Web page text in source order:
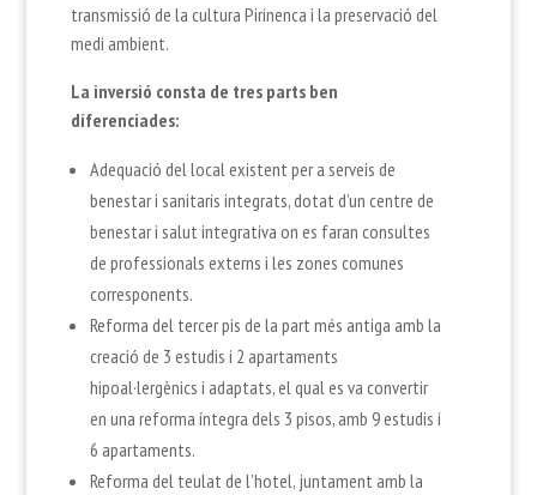
transmissió de la cultura Pirinenca i la preservació del
medi ambient.
La inversió consta de tres parts ben
diferenciades:
Adequació del local existent per a serveis de
benestar i sanitaris integrats, dotat d’un centre de
benestar i salut integrativa on es faran consultes
de professionals externs i les zones comunes
corresponents.
Reforma del tercer pis de la part més antiga amb la
creació de 3 estudis i 2 apartaments
hipoal·lergènics i adaptats, el qual es va convertir
en una reforma íntegra dels 3 pisos, amb 9 estudis i
6 apartaments.
Reforma del teulat de l’hotel, juntament amb la